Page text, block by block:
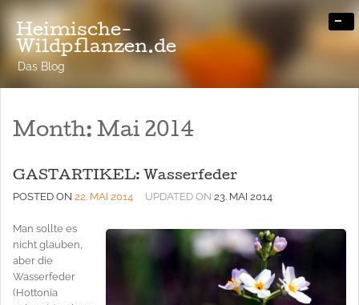
Heimische-
Wildpflanzen.de
Das Blog
-
Month: Mai 2014
GASTARTIKEL: Wasserfeder
POSTED ON 22. MAI 2014 UPDATED ON 23. MAI 2014
Man sollte es
nicht glauben,
aber die
Wasserfeder
(Hottonia